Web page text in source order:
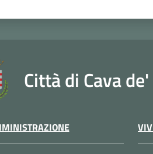
Città di Cava